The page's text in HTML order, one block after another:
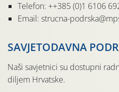
Telefon: ++385 (0)1 6106
Email: strucna-
SAVJETODAVNA
Naši savjetnici su dostupni
diljem Hrvatske.